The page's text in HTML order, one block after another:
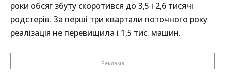
роки обсяг збуту скоротився до 3,5 і 2,6 тисячі
родстерів. За перші три квартали поточного року
реалізація не перевищила і 1,5 тис. машин.